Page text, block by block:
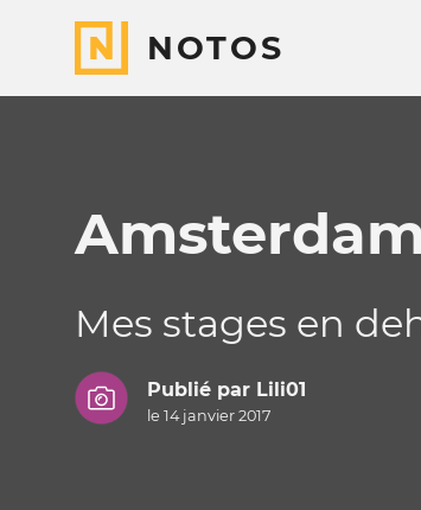
NOTOS
Amsterdam
Mes stages en
Publié par Lili01
le 14 janvier 2017